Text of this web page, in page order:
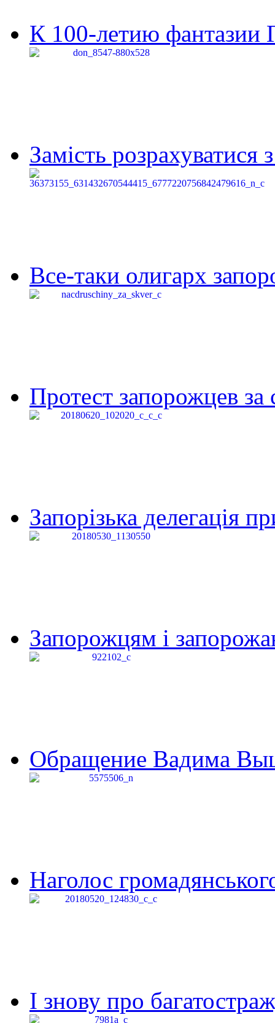
К 100-летию фантазии
Замість
Все-таки олигарх
Протест запорожцев за
Запорізька делегація
Запорожцям і
Обращение Вадима
Наголос
І знову про